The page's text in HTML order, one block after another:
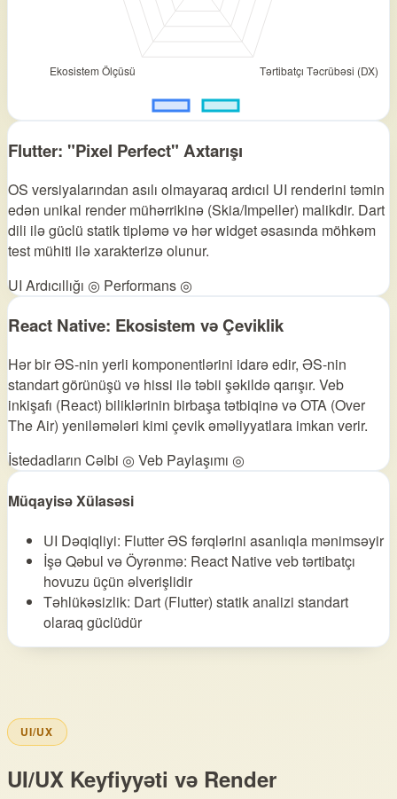
Flutter: "Pixel Perfect" Axtarışı
OS versiyalarından asılı olmayaraq ardıcıl UI renderini təmin
edən unikal render mühərrikinə (Skia/Impeller) malikdir. Dart
dili ilə güclü statik tipləmə və hər widget əsasında möhkəm
test mühiti ilə xarakterizə olunur.
UI Ardıcıllığı ◎ Performans ◎
React Native: Ekosistem və Çeviklik
Hər bir ƏS-nin yerli komponentlərini idarə edir, ƏS-nin
standart görünüşü və hissi ilə təbii şəkildə qarışır. Veb
inkişafı (React) biliklərinin birbaşa tətbiqinə və OTA (Over
The Air) yeniləmələri kimi çevik əməliyyatlara imkan verir.
İstedadların Cəlbi ◎ Veb Paylaşımı ◎
Müqayisə Xülasəsi
UI Dəqiqliyi: Flutter ƏS fərqlərini asanlıqla mənimsəyir
İşə Qəbul və Öyrənmə: React Native veb tərtibatçı
hovuzu üçün əlverişlidir
Təhlükəsizlik: Dart (Flutter) statik analizi standart
olaraq güclüdür
UI/UX
UI/UX Keyfiyyəti və Render